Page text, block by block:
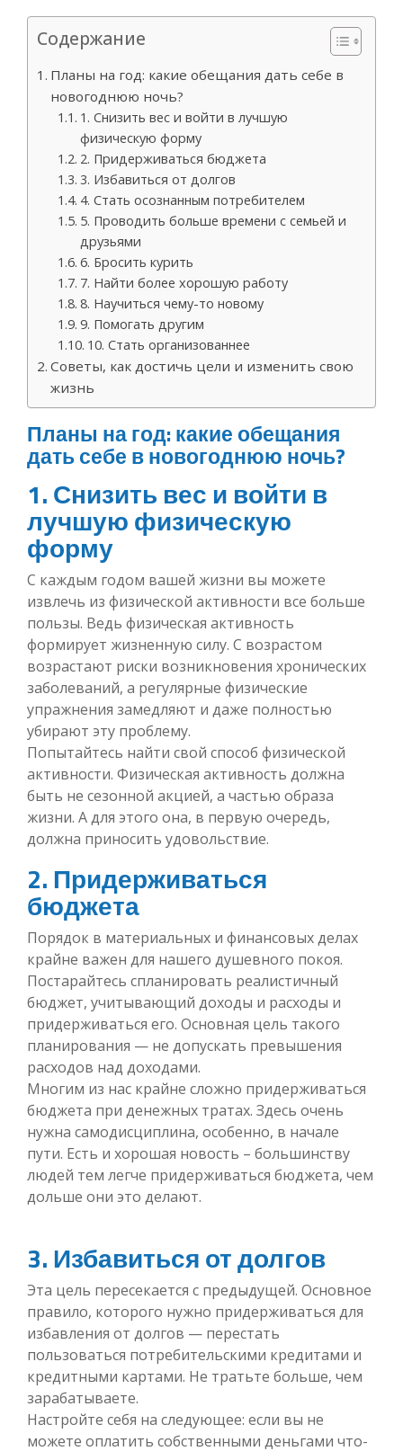
Содержание
Планы на год: какие обещания дать себе в
новогоднюю ночь?
1. Снизить вес и войти в лучшую
физическую форму
2. Придерживаться бюджета
3. Избавиться от долгов
4. Стать осознанным потребителем
5. Проводить больше времени с семьей и
друзьями
6. Бросить курить
7. Найти более хорошую работу
8. Научиться чему-то новому
9. Помогать другим
10. Стать организованнее
Советы, как достичь цели и изменить свою
жизнь
Планы на год: какие обещания
дать себе в новогоднюю ночь?
1. Снизить вес и войти в
лучшую физическую
форму
С каждым годом вашей жизни вы можете
извлечь из физической активности все больше
пользы. Ведь физическая активность
формирует жизненную силу. С возрастом
возрастают риски возникновения хронических
заболеваний, а регулярные физические
упражнения замедляют и даже полностью
убирают эту проблему.
Попытайтесь найти свой способ физической
активности. Физическая активность должна
быть не сезонной акцией, а частью образа
жизни. А для этого она, в первую очередь,
должна приносить удовольствие.
2. Придерживаться
бюджета
Порядок в материальных и финансовых делах
крайне важен для нашего душевного покоя.
Постарайтесь спланировать реалистичный
бюджет, учитывающий доходы и расходы и
придерживаться его. Основная цель такого
планирования — не допускать превышения
расходов над доходами.
Многим из нас крайне сложно придерживаться
бюджета при денежных тратах. Здесь очень
нужна самодисциплина, особенно, в начале
пути. Есть и хорошая новость – большинству
людей тем легче придерживаться бюджета, чем
дольше они это делают.
3. Избавиться от долгов
Эта цель пересекается с предыдущей. Основное
правило, которого нужно придерживаться для
избавления от долгов — перестать
пользоваться потребительскими кредитами и
кредитными картами. Не тратьте больше, чем
зарабатываете.
Настройте себя на следующее: если вы не
можете оплатить собственными деньгами что-